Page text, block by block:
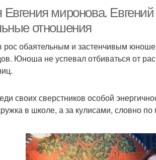
миронова.
отношения
обаятельным и застенчивым
Юноша не успевал отбиваться от
своих сверстников особой
в школе, а за кулисами, словно